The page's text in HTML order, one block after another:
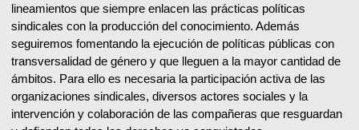
lineamientos que siempre enlacen las prácticas políticas
sindicales con la producción del conocimiento. Además
seguiremos fomentando la ejecución de políticas públicas con
transversalidad de género y que lleguen a la mayor cantidad de
ámbitos. Para ello es necesaria la participación activa de las
organizaciones sindicales, diversos actores sociales y la
intervención y colaboración de las compañeras que resguardan